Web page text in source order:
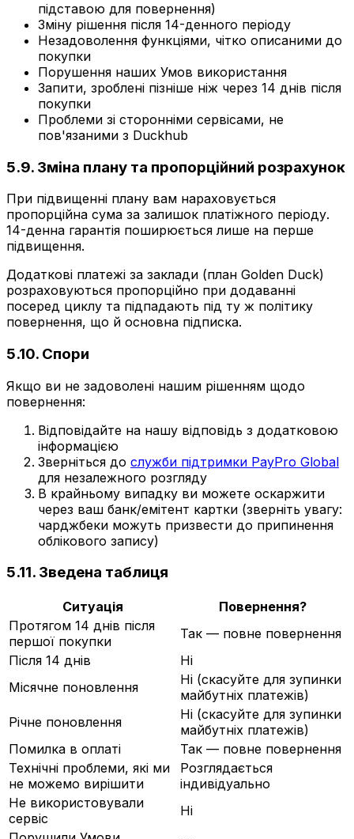
підставою для повернення)
Зміну рішення після 14-денного періоду
Незадоволення функціями, чітко описаними до
покупки
Порушення наших Умов використання
Запити, зроблені пізніше ніж через 14 днів після
покупки
Проблеми зі сторонніми сервісами, не
пов'язаними з Duckhub
5.9. Зміна плану та пропорційний розрахунок
При підвищенні плану вам нараховується
пропорційна сума за залишок платіжного періоду.
14-денна гарантія поширюється лише на перше
підвищення.
Додаткові платежі за заклади (план Golden Duck)
розраховуються пропорційно при додаванні
посеред циклу та підпадають під ту ж політику
повернення, що й основна підписка.
5.10. Спори
Якщо ви не задоволені нашим рішенням щодо
повернення:
Відповідайте на нашу відповідь з додатковою
інформацією
Зверніться до служби підтримки PayPro Global
для незалежного розгляду
В крайньому випадку ви можете оскаржити
через ваш банк/емітент картки (зверніть увагу:
чарджбеки можуть призвести до припинення
облікового запису)
5.11. Зведена таблиця
Ситуація
Повернення?
Протягом 14 днів після
першої покупки
Так — повне повернення
Після 14 днів
Ні
Місячне поновлення
Ні (скасуйте для зупинки
майбутніх платежів)
Річне поновлення
Ні (скасуйте для зупинки
майбутніх платежів)
Помилка в оплаті
Так — повне повернення
Технічні проблеми, які ми
не можемо вирішити
Розглядається
індивідуально
Не використовували
сервіс
Ні